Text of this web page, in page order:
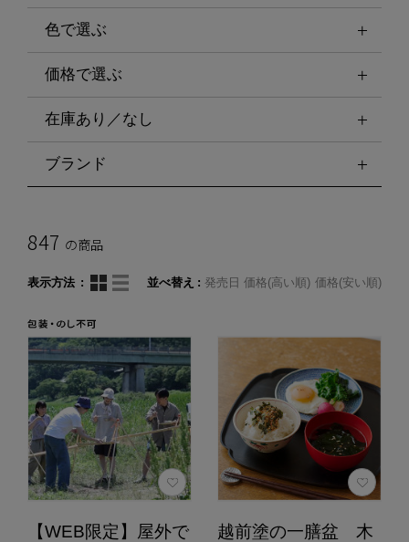
色で選ぶ
価格で選ぶ
在庫あり／なし
ブランド
847 の商品
表示方法 並べ替え 発売日 価格(高い順) 価格(安い順)
【WEB限定】屋外で
越前塗の一膳盆 木